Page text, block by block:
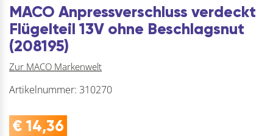
MACO Anpressverschluss verdeckt
Flügelteil 13V ohne Beschlagsnut
(208195)
Zur MACO Markenwelt
Artikelnummer: 310270
€ 14,36